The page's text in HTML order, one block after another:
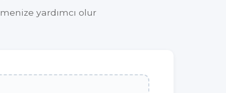
yardımcı olur